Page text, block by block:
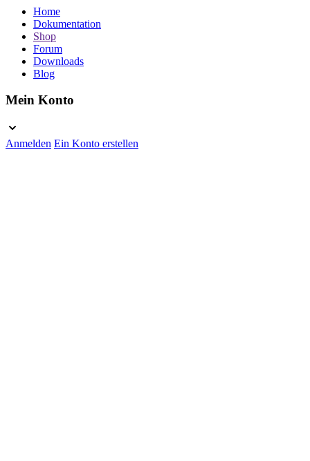
Home
Dokumentation
Shop
Forum
Downloads
Blog
Mein Konto
Anmelden Ein Konto erstellen